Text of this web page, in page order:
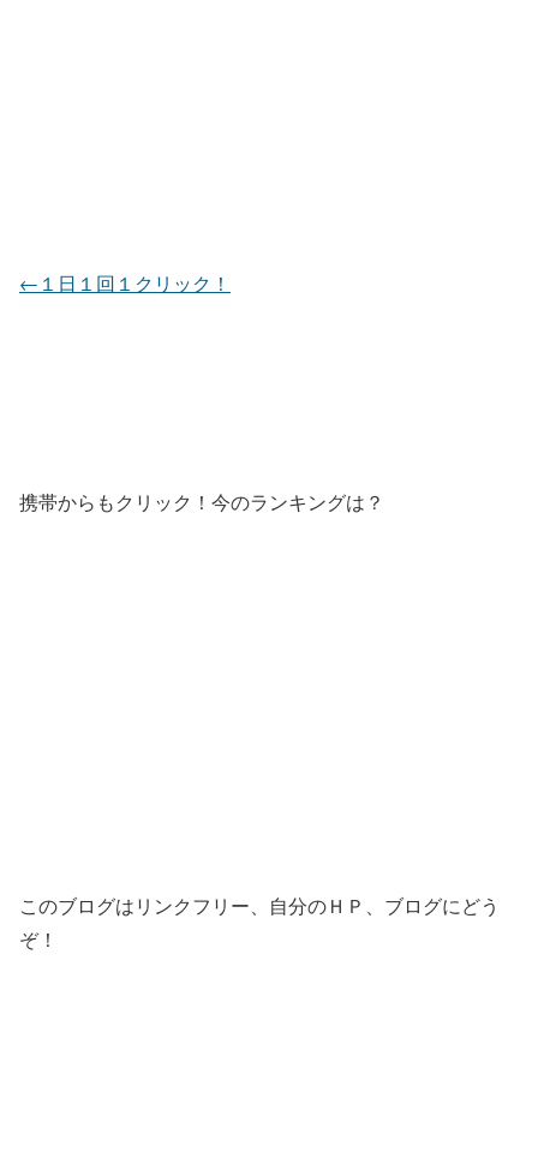
←１日１回１クリック！
携帯からもクリック！今のランキングは？
このブログはリンクフリー、自分のＨＰ、ブログにどう
ぞ！